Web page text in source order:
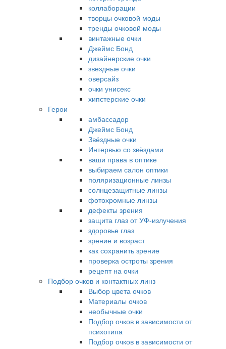
коллаборации
творцы очковой моды
тренды очковой моды
винтажные очки
Джеймс Бонд
дизайнерские очки
звездные очки
оверсайз
очки унисекс
хипстерские очки
Герои
амбассадор
Джеймс Бонд
Звёздные очки
Интервью со звёздами
ваши права в оптике
выбираем салон оптики
поляризационные линзы
солнцезащитные линзы
фотохромные линзы
дефекты зрения
защита глаз от УФ-излучения
здоровье глаз
зрение и возраст
как сохранить зрение
проверка остроты зрения
рецепт на очки
Подбор очков и контактных линз
Выбор цвета очков
Материалы очков
необычные очки
Подбор очков в зависимости от
психотипа
Подбор очков в зависимости от